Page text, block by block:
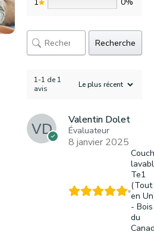
Recherche
1-1 de 1
avis
Valentin Dolet
Évaluateur
8 janvier 2025
Te1
(Tout
en
- Bois
du